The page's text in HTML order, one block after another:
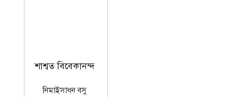
শাশ্বত বিবেকানন্দ
নিমাইসাধন বসু